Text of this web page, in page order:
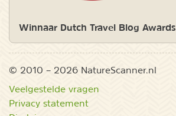
Winnaar Dutch Travel Blog Awards
© 2010 – 2026 NatureScanner.nl
Veelgestelde vragen
Privacy statement